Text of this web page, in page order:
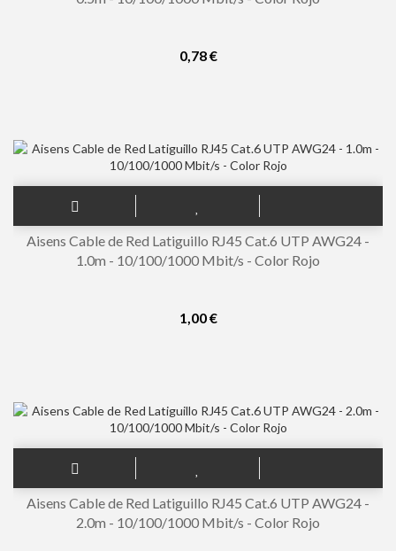
0,78 €
Aisens Cable de Red Latiguillo RJ45 Cat.6 UTP AWG24 -
1.0m - 10/100/1000 Mbit/s - Color Rojo
1,00 €
Aisens Cable de Red Latiguillo RJ45 Cat.6 UTP AWG24 -
2.0m - 10/100/1000 Mbit/s - Color Rojo